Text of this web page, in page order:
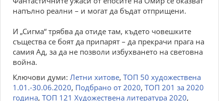
напълно реални – и могат да бъдат отприщени.
И „Сигма“ трябва да отиде там, където човешките
същества се боят да припарят – да прекрачи прага на
самия Ад, за да не позволи избухването на световна
война.
Ключови думи: Летни хитове, ТОП 50 художествена
1.01.-30.06.2020, Подбрано от 2020, ТОП 201 за 2020
година, ТОП 121 Художествена литература 2020,